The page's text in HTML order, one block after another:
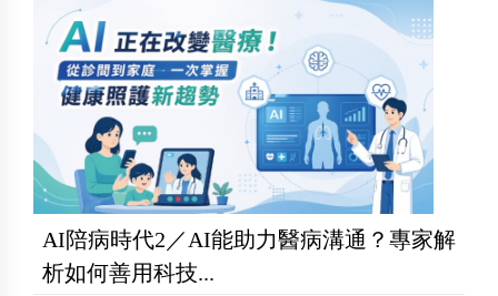
AI陪病時代2／AI能助力醫病溝通？專家解
析如何善用科技...